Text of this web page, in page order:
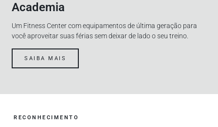
Academia
Um Fitness Center com equipamentos de última geração para
você aproveitar suas férias sem deixar de lado o seu treino.
SAIBA MAIS
RECONHECIMENTO